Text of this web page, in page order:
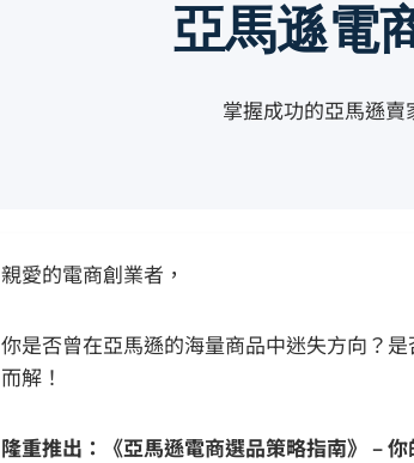
亞馬遜電
掌握成功的亞馬遜
親愛的電商創業者，
你是否曾在亞馬遜的海量商品中迷失方向？
而解！
隆重推出：《亞馬遜電商選品策略指南》 – 你